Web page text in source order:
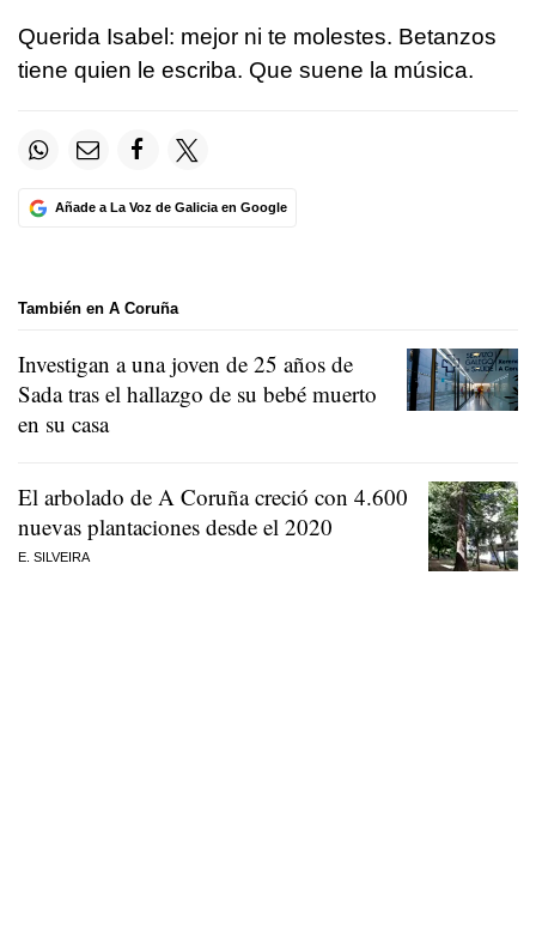
Querida Isabel: mejor ni te molestes. Betanzos
tiene quien le escriba. Que suene la música.
Añade a La Voz de Galicia en Google
También en A Coruña
Investigan a una joven de 25 años de
Sada tras el hallazgo de su bebé muerto
en su casa
El arbolado de A Coruña creció con 4.600
nuevas plantaciones desde el 2020
E. SILVEIRA